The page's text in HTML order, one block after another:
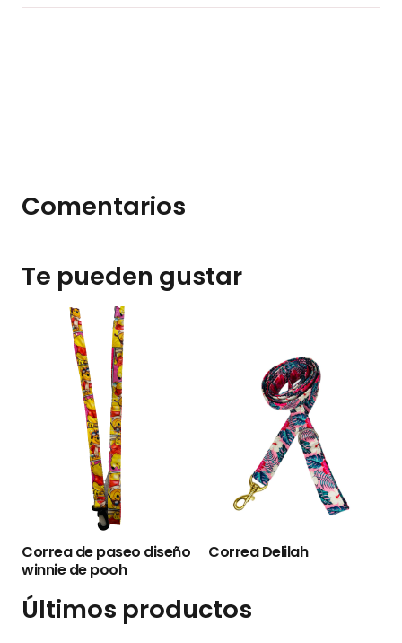
Comentarios
Te pueden gustar
diseño
Correa Delilah
Correa Para
de Betty Boop
Últimos productos